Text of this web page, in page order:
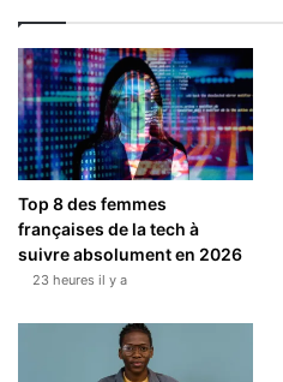
Top 8 des femmes
françaises de la tech à
suivre absolument en 2026
23 heures il y a